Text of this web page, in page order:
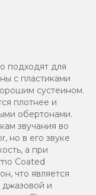
подходят для
с пластиками
сустеином.
плотнее и
обертонами.
звучания во
но в его звуке
а при
Coated
что является
и